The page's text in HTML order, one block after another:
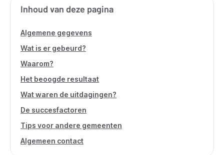
Inhoud van deze pagina
Algemene gegevens
Wat is er gebeurd?
Waarom?
Het beoogde resultaat
Wat waren de uitdagingen?
De succesfactoren
Tips voor andere gemeenten
Algemeen contact